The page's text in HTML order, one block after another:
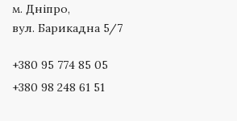
м. Дніпро,
вул. Барикадна 5/7
+380 95 774 85 05
+380 98 248 61 51